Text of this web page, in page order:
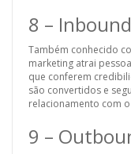
8 –
Também conhecido
marketing atrai
que conferem
são convertidos e
relacionamento com
9 –